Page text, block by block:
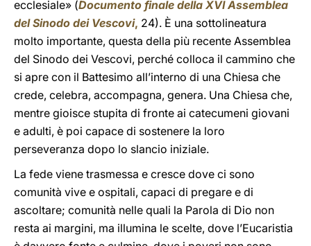
ecclesiale» (Documento finale della XVI Assemblea
del Sinodo dei Vescovi, 24). È una sottolineatura
molto importante, questa della più recente Assemblea
del Sinodo dei Vescovi, perché colloca il cammino che
si apre con il Battesimo all’interno di una Chiesa che
crede, celebra, accompagna, genera. Una Chiesa che,
mentre gioisce stupita di fronte ai catecumeni giovani
e adulti, è poi capace di sostenere la loro
perseveranza dopo lo slancio iniziale.
La fede viene trasmessa e cresce dove ci sono
comunità vive e ospitali, capaci di pregare e di
ascoltare; comunità nelle quali la Parola di Dio non
resta ai margini, ma illumina le scelte, dove l’Eucaristia